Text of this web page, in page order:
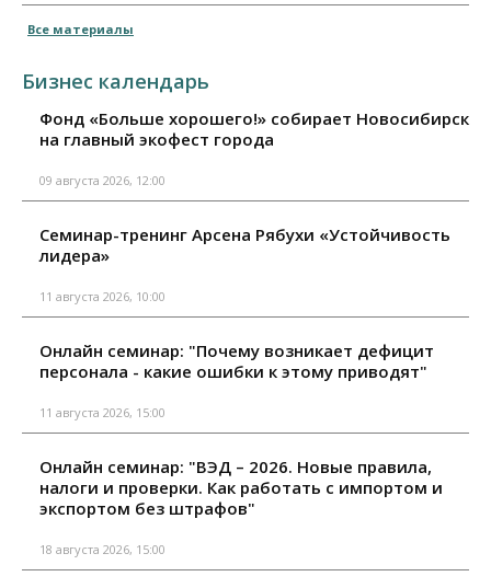
Все материалы
Бизнес календарь
Фонд «Больше хорошего!» собирает Новосибирск
на главный экофест города
09 августа 2026, 12:00
Семинар-тренинг Арсена Рябухи «Устойчивость
лидера»
11 августа 2026, 10:00
Онлайн семинар: "Почему возникает дефицит
персонала - какие ошибки к этому приводят"
11 августа 2026, 15:00
Онлайн семинар: "ВЭД – 2026. Новые правила,
налоги и проверки. Как работать с импортом и
экспортом без штрафов"
18 августа 2026, 15:00